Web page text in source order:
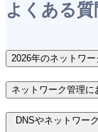
よくある質
2026年のネットワ
ネットワーク管理に
DNSやネットワー